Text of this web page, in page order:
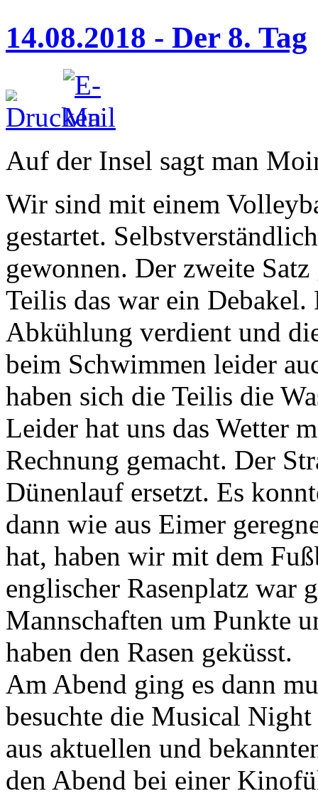
14.08.2018 - Der 8. Tag
Auf der Insel sagt man
Wir sind mit einem
gestartet.
gewonnen. Der zweite
Teilis das war ein Debakel.
Abkühlung verdient und
beim Schwimmen leider
haben sich die Teilis die
Leider hat uns das Wetter
Rechnung gemacht. Der
Dünenlauf ersetzt. Es
dann wie aus Eimer
hat, haben wir mit dem
englischer Rasenplatz war
Mannschaften um Punkte
haben den Rasen geküsst.
Am Abend ging es dann
besuchte die Musical
aus aktuellen und
den Abend bei einer